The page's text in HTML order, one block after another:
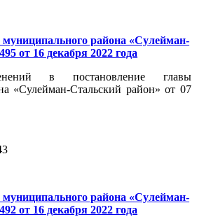
района «Сулейман-
от 16 декабря 2022 года
в постановление главы
«Сулейман-Стальский район» от 07
района «Сулейман-
от 16 декабря 2022 года